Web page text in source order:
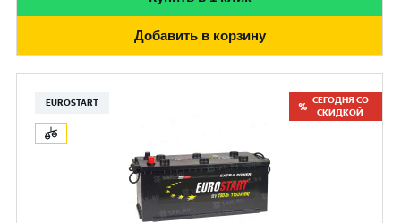
Добавить в корзину
EUROSTART
СЕГОДНЯ СО
СКИДКОЙ